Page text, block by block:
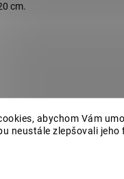
abychom Vám
neustále zlepšovali
cm.